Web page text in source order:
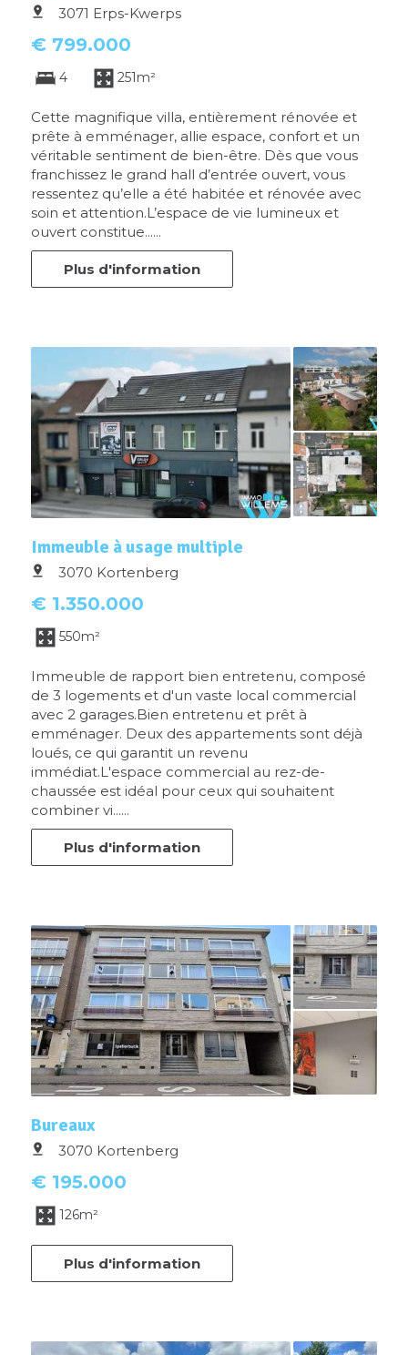
3071 Erps-Kwerps
€ 799.000
4 251m²
Cette magnifique villa, entièrement rénovée et
prête à emménager, allie espace, confort et un
véritable sentiment de bien-être. Dès que vous
franchissez le grand hall d’entrée ouvert, vous
ressentez qu’elle a été habitée et rénovée avec
soin et attention.L’espace de vie lumineux et
ouvert constitue......
Plus d'information
Immeuble à usage multiple
3070 Kortenberg
€ 1.350.000
550m²
Immeuble de rapport bien entretenu, composé
de 3 logements et d'un vaste local commercial
avec 2 garages.Bien entretenu et prêt à
emménager. Deux des appartements sont déjà
loués, ce qui garantit un revenu
immédiat.L'espace commercial au rez-de-
chaussée est idéal pour ceux qui souhaitent
combiner vi......
Plus d'information
Bureaux
3070 Kortenberg
€ 195.000
126m²
Plus d'information